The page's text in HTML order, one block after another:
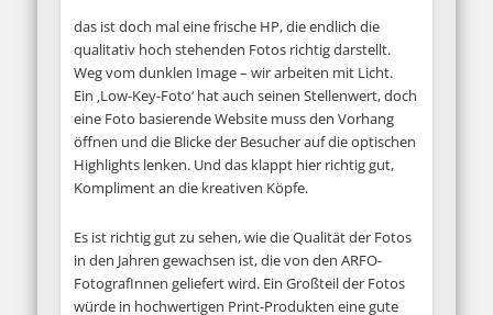
das ist doch mal eine frische HP, die endlich die
qualitativ hoch stehenden Fotos richtig darstellt.
Weg vom dunklen Image – wir arbeiten mit Licht.
Ein ‚Low-Key-Foto‘ hat auch seinen Stellenwert, doch
eine Foto basierende Website muss den Vorhang
öffnen und die Blicke der Besucher auf die optischen
Highlights lenken. Und das klappt hier richtig gut,
Kompliment an die kreativen Köpfe.
Es ist richtig gut zu sehen, wie die Qualität der Fotos
in den Jahren gewachsen ist, die von den ARFO-
FotografInnen geliefert wird. Ein Großteil der Fotos
würde in hochwertigen Print-Produkten eine gute